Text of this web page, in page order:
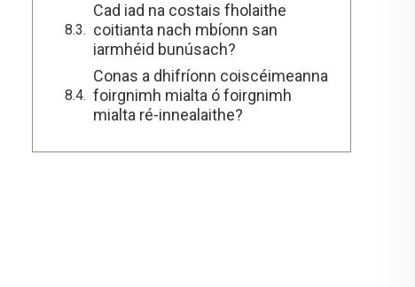
Cad iad na costais fholaithe
coitianta nach mbíonn san
iarmhéid bunúsach?
Conas a dhifríonn coiscéimeanna
foirgnimh mialta ó foirgnimh
mialta ré-innealaithe?